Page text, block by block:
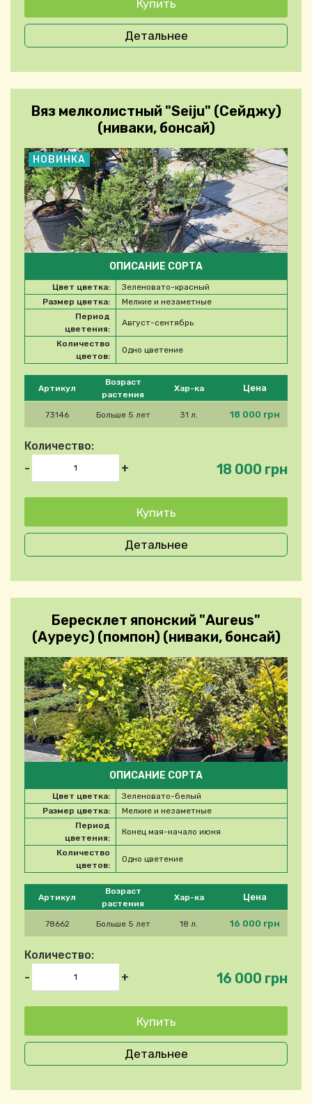
Детальнее
Вяз мелколистный "Seiju" (Сейджу)
(ниваки, бонсай)
НОВИНКА
Please select product
Артикул
Возраст
растения
Хар-ка Цена
73146 Больше 5 лет 31 л. 18 000 грн
Количество:
-
+ 18 000 грн
ОПИСАНИЕ СОРТА
Цвет цветка:
Зеленовато-красный
Размер цветка:
Мелкие и незаметные
Период
цветения:
Август-сентябрь
Количество
цветов:
Одно цветение
Детальнее
Бересклет японский "Aureus"
(Ауреус) (помпон) (ниваки, бонсай)
Please select product
Артикул
Возраст
растения
Хар-ка Цена
78662 Больше 5 лет 18 л. 16 000 грн
Количество:
-
+ 16 000 грн
ОПИСАНИЕ СОРТА
Цвет цветка:
Зеленовато-белый
Размер цветка:
Мелкие и незаметные
Период
цветения:
Конец мая-начало июня
Количество
цветов:
Одно цветение
Детальнее